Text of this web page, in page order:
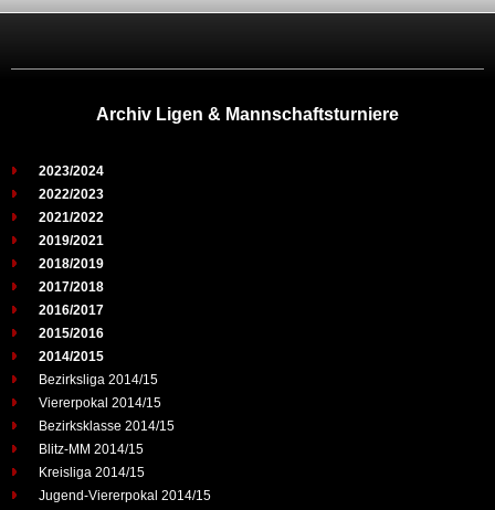
Archiv Ligen & Mannschaftsturniere
2023/2024
2022/2023
2021/2022
2019/2021
2018/2019
2017/2018
2016/2017
2015/2016
2014/2015
Bezirksliga 2014/15
Viererpokal 2014/15
Bezirksklasse 2014/15
Blitz-MM 2014/15
Kreisliga 2014/15
Jugend-Viererpokal 2014/15